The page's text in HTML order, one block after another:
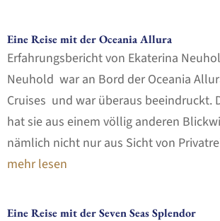
Eine Reise mit der Oceania Allura
Erfahrungsbericht von Ekaterina
Neuhold war an Bord der Oceania
Cruises und war überaus beeindruckt.
hat sie aus einem völlig anderen
nämlich nicht nur aus Sicht von
mehr lesen
Eine Reise mit der Seven Seas Splendor